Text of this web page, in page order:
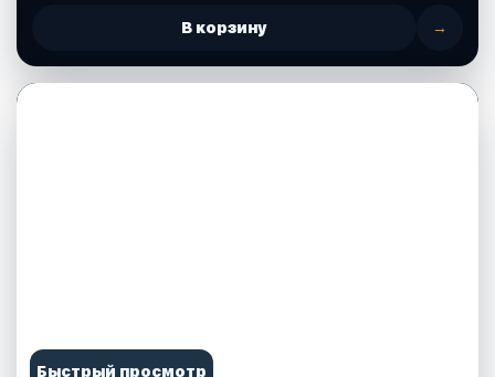
В корзину →
Быстрый просмотр